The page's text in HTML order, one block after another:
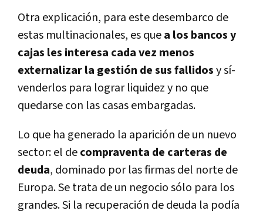
Otra explicación, para este desembarco de
estas multinacionales, es quea los bancos y
cajas les interesa cada vez menos
externalizar la gestión de sus fallidosy sí­
venderlos para lograr liquidez y no que
quedarse con las casas embargadas.
Lo que ha generado la aparición de un nuevo
sector: el decompraventa de carteras de
deuda, dominado por las firmas del norte de
Europa. Se trata de un negocio sólo para los
grandes. Si la recuperación de deuda la podí­a